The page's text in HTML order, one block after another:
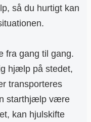
så du hurtigt kan
fra gang til gang.
hjælp på stedet,
transporteres
starthjælp være
kan hjulskifte